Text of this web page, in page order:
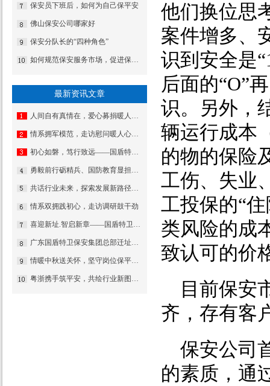
保安员下班后，如何为自己保平安
佛山保安公司哪家好
保安分队长的“四种角色”
如何规范保安服务市场，促进保安服务市场健康有序的发展
最新资讯文章
人间自有真情在，爱心募捐暖人心——国盾特卫工会为因病致困顿员工发起募捐
情系拥军模范，走访慰问暖人心——佛山市退役军人事务局走访慰问我司董事长夏学树
初心如磐，笃行致远——国盾特卫保安服务集团2026新年贺词
勇毅前行砺精兵、国防教育显担当——热烈祝贺我公司代表队在“南海前哨”广东省第一届国防技能竞赛中斩获佳绩
共话行业未来，探索发展新路径——集团董事长夏学树率队应邀出席亚洲专业保安协会香港分会周年大会
情系双拥践初心，走访调研鼓干劲
喜迎新址.智启新章——国盾特卫焕新出发乔迁庆典安保数智运营调度中心启用揭牌仪式
广东国盾特卫保安集团总部迁址公告
情暖中秋送关怀，坚守岗位保平安​——集团公司工会组织开展“情暖中秋”慰问活动
粤浙携手筑平安，共绘行业新图景——国盾特卫与安邦科技战略合作暨人防一体化项目签约仪式圆满举行
他们换位思
案件增多、
识到安全是
后面的“O”
识。另外，
辆运行成本
的物的保险
工伤、失业
工投保的“
类风险的成
致认可的价
目前保安
齐，存有客
保安公司
的素质，通